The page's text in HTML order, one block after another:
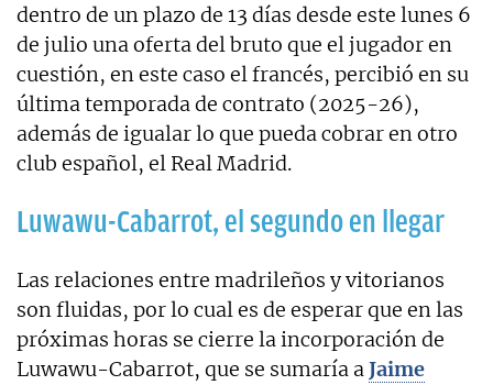
dentro de un plazo de 13 días desde este lunes 6
de julio una oferta del bruto que el jugador en
cuestión, en este caso el francés, percibió en su
última temporada de contrato (2025-26),
además de igualar lo que pueda cobrar en otro
club español, el Real Madrid.
Luwawu-Cabarrot, el segundo en llegar
Las relaciones entre madrileños y vitorianos
son fluidas, por lo cual es de esperar que en las
próximas horas se cierre la incorporación de
Luwawu-Cabarrot, que se sumaría aJaime